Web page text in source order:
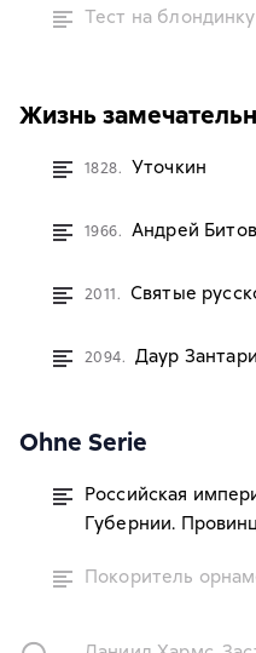
Тест на
Жизнь
1828. Уточкин
1966. Андрей
2011. Святые
2094. Даур
Ohne Serie
Российская
Губернии.
Покоритель